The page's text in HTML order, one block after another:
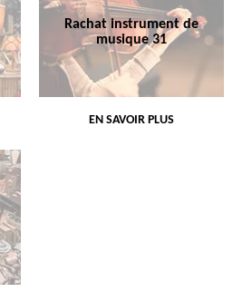
Rachat instrument de
musique 31
EN SAVOIR PLUS